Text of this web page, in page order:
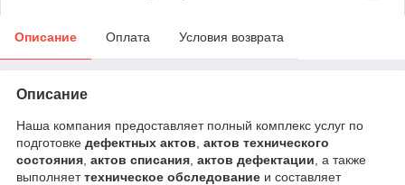
Описание Оплата Условия возврата
Описание
Наша компания предоставляет полный комплекс услуг по
подготовке дефектных актов актов технического
состояния актов списания актов дефектации , а также
выполняеттехническое обследование и составляет